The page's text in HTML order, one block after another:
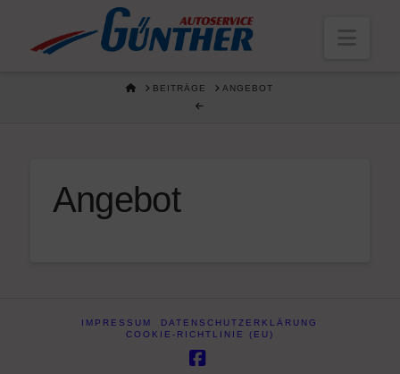
HOMEBEITRÄGE ANGEBOT
Angebot
IMPRESSUM
DATENSCHUTZERKLÄRUNG
COOKIE-RICHTLINIE (EU)